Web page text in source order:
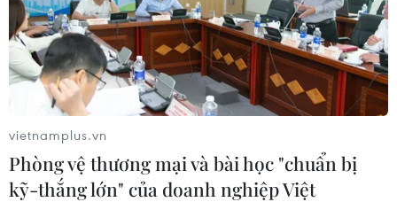
vietnamplus.vn
Phòng vệ thương mại và bài học "chuẩn bị
kỹ-thắng lớn" của doanh nghiệp Việt